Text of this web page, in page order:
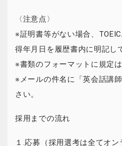
〈注意点〉
※証明書等がない場合、
得年月日を履歴書内に明記し
※書類のフォーマットに規定は
※メールの件名に「英会話講
さい。
採用までの流れ
１.応募（採用選考は全てオ